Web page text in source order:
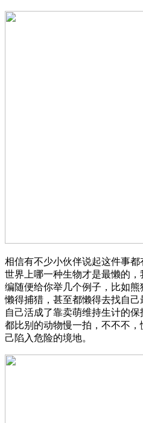
相信有不少小伙伴说起这件事
世界上哪一种生物才是最懒的
编随便给你举几个例子，比如
懒得捕猎，甚至都懒得去找自
自己活成了靠卖萌维持生计的
都比别的动物慢一拍，不不不
己陷入危险的境地。